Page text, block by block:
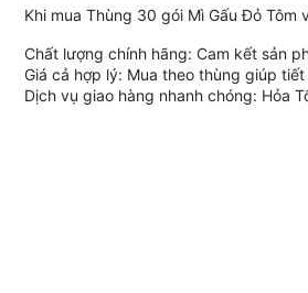
Khi mua Thùng 30 gói Mì Gấu Đỏ
Chất lượng chính hãng: Cam kết sản
Giá cả hợp lý: Mua theo thùng giúp
Dịch vụ giao hàng nhanh chóng: Hỏa